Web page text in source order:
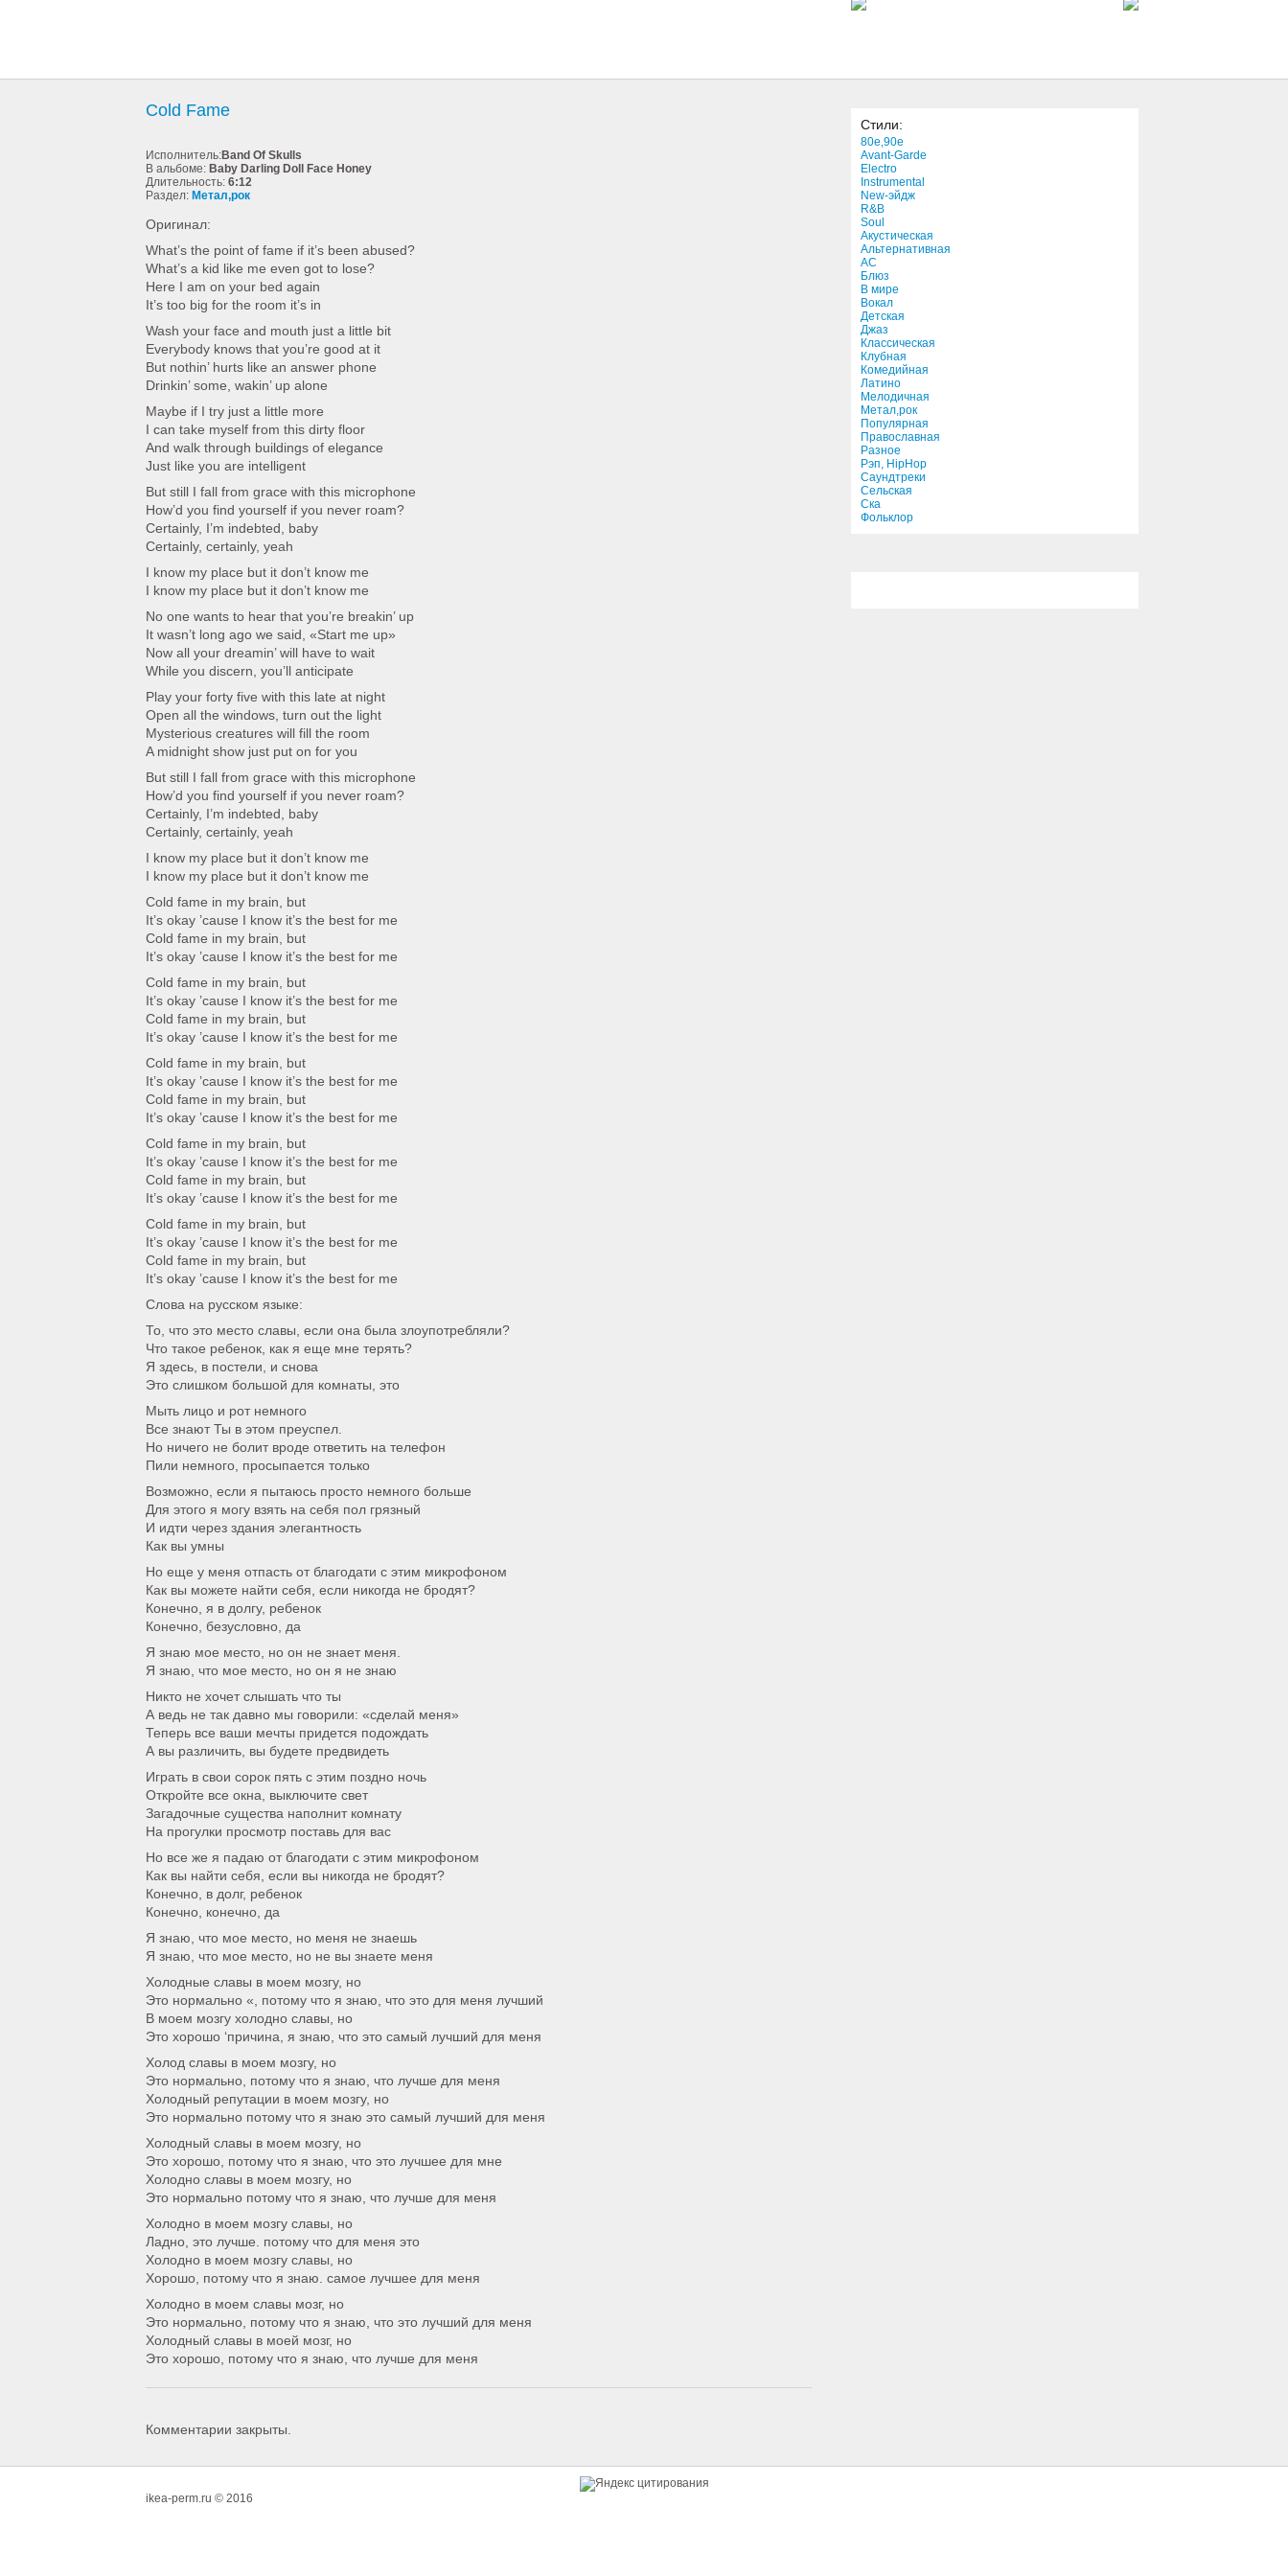
3:11
Cold Fame
Исполнитель:Band Of Skulls
В альбоме: Baby Darling Doll Face Honey
Длительность: 6:12
Раздел: Метал,рок
Оригинал:
What’s the point of fame if it’s been abused?
What’s a kid like me even got to lose?
Here I am on your bed again
It’s too big for the room it’s in
Wash your face and mouth just a little bit
Everybody knows that you’re good at it
But nothin’ hurts like an answer phone
Drinkin’ some, wakin’ up alone
Maybe if I try just a little more
I can take myself from this dirty floor
And walk through buildings of elegance
Just like you are intelligent
But still I fall from grace with this microphone
How’d you find yourself if you never roam?
Certainly, I’m indebted, baby
Certainly, certainly, yeah
I know my place but it don’t know me
I know my place but it don’t know me
No one wants to hear that you’re breakin’ up
It wasn’t long ago we said, «Start me up»
Now all your dreamin’ will have to wait
While you discern, you’ll anticipate
Play your forty five with this late at night
Open all the windows, turn out the light
Mysterious creatures will fill the room
A midnight show just put on for you
But still I fall from grace with this microphone
How’d you find yourself if you never roam?
Certainly, I’m indebted, baby
Certainly, certainly, yeah
I know my place but it don’t know me
I know my place but it don’t know me
Cold fame in my brain, but
It’s okay ’cause I know it’s the best for me
Cold fame in my brain, but
It’s okay ’cause I know it’s the best for me
Cold fame in my brain, but
It’s okay ’cause I know it’s the best for me
Cold fame in my brain, but
It’s okay ’cause I know it’s the best for me
Cold fame in my brain, but
It’s okay ’cause I know it’s the best for me
Cold fame in my brain, but
It’s okay ’cause I know it’s the best for me
Cold fame in my brain, but
It’s okay ’cause I know it’s the best for me
Cold fame in my brain, but
It’s okay ’cause I know it’s the best for me
Cold fame in my brain, but
It’s okay ’cause I know it’s the best for me
Cold fame in my brain, but
It’s okay ’cause I know it’s the best for me
Слова на русском языке:
То, что это место славы, если она была злоупотребляли?
Что такое ребенок, как я еще мне терять?
Я здесь, в постели, и снова
Это слишком большой для комнаты, это
Мыть лицо и рот немного
Все знают Ты в этом преуспел.
Но ничего не болит вроде ответить на телефон
Пили немного, просыпается только
Возможно, если я пытаюсь просто немного больше
Для этого я могу взять на себя пол грязный
И идти через здания элегантность
Как вы умны
Но еще у меня отпасть от благодати с этим микрофоном
Как вы можете найти себя, если никогда не бродят?
Конечно, я в долгу, ребенок
Конечно, безусловно, да
Я знаю мое место, но он не знает меня.
Я знаю, что мое место, но он я не знаю
Никто не хочет слышать что ты
А ведь не так давно мы говорили: «сделай меня»
Теперь все ваши мечты придется подождать
А вы различить, вы будете предвидеть
Играть в свои сорок пять с этим поздно ночь
Откройте все окна, выключите свет
Загадочные существа наполнит комнату
На прогулки просмотр поставь для вас
Но все же я падаю от благодати с этим микрофоном
Как вы найти себя, если вы никогда не бродят?
Конечно, в долг, ребенок
Конечно, конечно, да
Я знаю, что мое место, но меня не знаешь
Я знаю, что мое место, но не вы знаете меня
Холодные славы в моем мозгу, но
Это нормально «, потому что я знаю, что это для меня лучший
В моем мозгу холодно славы, но
Это хорошо ‘причина, я знаю, что это самый лучший для меня
Холод славы в моем мозгу, но
Это нормально, потому что я знаю, что лучше для меня
Холодный репутации в моем мозгу, но
Это нормально потому что я знаю это самый лучший для меня
Холодный славы в моем мозгу, но
Это хорошо, потому что я знаю, что это лучшее для мне
Холодно славы в моем мозгу, но
Это нормально потому что я знаю, что лучше для меня
Холодно в моем мозгу славы, но
Ладно, это лучше. потому что для меня это
Холодно в моем мозгу славы, но
Хорошо, потому что я знаю. самое лучшее для меня
Холодно в моем славы мозг, но
Это нормально, потому что я знаю, что это лучший для меня
Холодный славы в моей мозг, но
Это хорошо, потому что я знаю, что лучше для меня
Комментарии закрыты.
Стили:
80e,90e
Avant-Garde
Electro
Instrumental
New-эйдж
R&B
Soul
Акустическая
Альтернативная
АС
Блюз
В мире
Вокал
Детская
Джаз
Классическая
Клубная
Комедийная
Латино
Мелодичная
Метал,рок
Популярная
Православная
Разное
Рэп, HipHop
Саундтреки
Сельская
Ска
Фольклор
ikea-perm.ru © 2016